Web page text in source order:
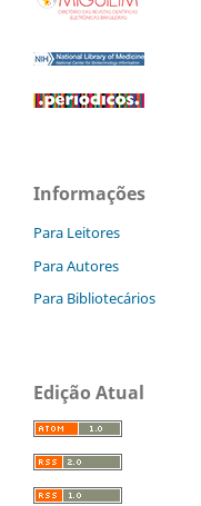
Informações
Para Leitores
Para Autores
Para Bibliotecários
Edição Atual